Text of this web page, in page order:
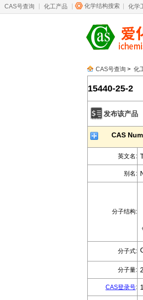
CAS号查询 化工产品 化学结构搜索 化学
CAS号查询 > 化
15440-25-2
发布该产品
CAS
英文名:
别名:
分子结构:
分子式:
分子量:
CAS登录号: